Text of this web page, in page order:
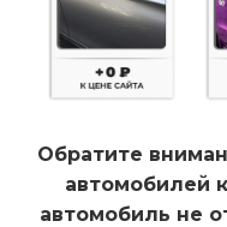
Обратите
автомобилей
автомобиль не